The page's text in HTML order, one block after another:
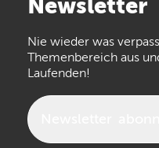
the t.bone
Walrus Audio
Newsletter
Nie wieder was
Themenbereich aus
Laufenden!